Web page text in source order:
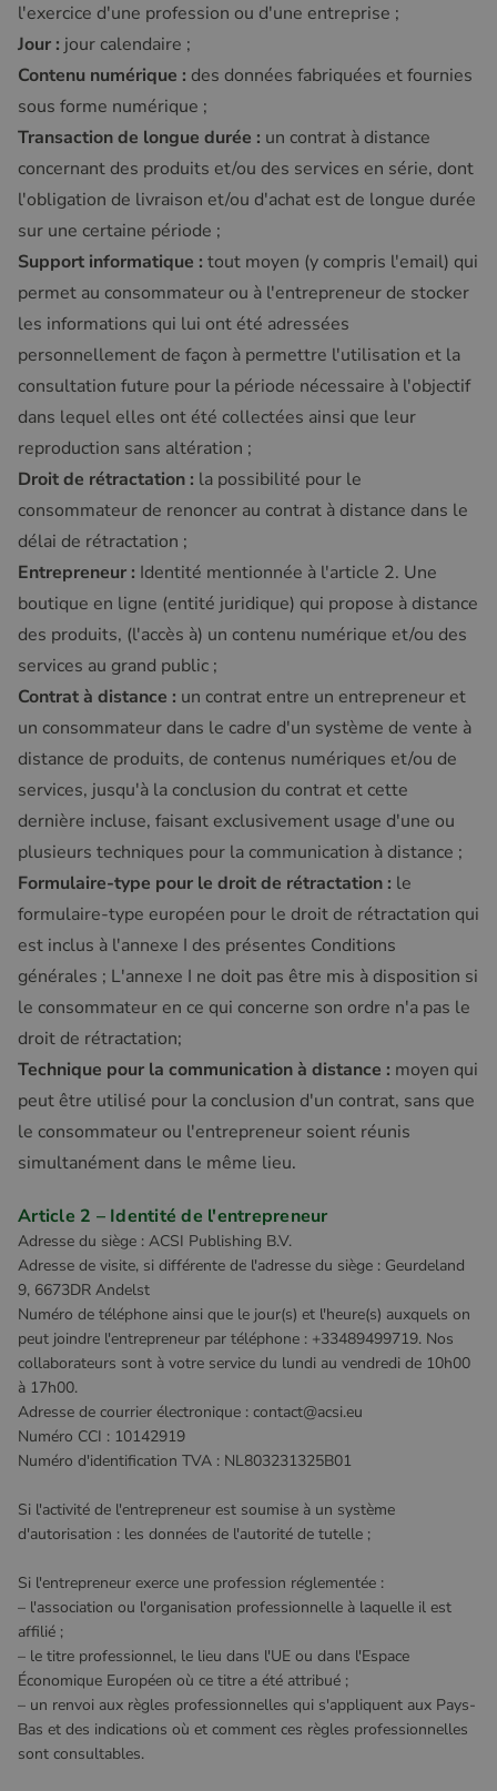
l'exercice d'une profession ou d'une entreprise ;
Jour : jour calendaire ;
Contenu numérique : des données fabriquées et fournies
sous forme numérique ;
Transaction de longue durée : un contrat à distance
concernant des produits et/ou des services en série, dont
l'obligation de livraison et/ou d'achat est de longue durée
sur une certaine période ;
Support informatique : tout moyen (y compris l'email) qui
permet au consommateur ou à l'entrepreneur de stocker
les informations qui lui ont été adressées
personnellement de façon à permettre l'utilisation et la
consultation future pour la période nécessaire à l'objectif
dans lequel elles ont été collectées ainsi que leur
reproduction sans altération ;
Droit de rétractation : la possibilité pour le
consommateur de renoncer au contrat à distance dans le
délai de rétractation ;
Entrepreneur : Identité mentionnée à l'article 2. Une
boutique en ligne (entité juridique) qui propose à distance
des produits, (l'accès à) un contenu numérique et/ou des
services au grand public ;
Contrat à distance : un contrat entre un entrepreneur et
un consommateur dans le cadre d'un système de vente à
distance de produits, de contenus numériques et/ou de
services, jusqu'à la conclusion du contrat et cette
dernière incluse, faisant exclusivement usage d'une ou
plusieurs techniques pour la communication à distance ;
Formulaire-type pour le droit de rétractation : le
formulaire-type européen pour le droit de rétractation qui
est inclus à l'annexe I des présentes Conditions
générales ; L'annexe I ne doit pas être mis à disposition si
le consommateur en ce qui concerne son ordre n'a pas le
droit de rétractation;
Technique pour la communication à distance : moyen qui
peut être utilisé pour la conclusion d'un contrat, sans que
le consommateur ou l'entrepreneur soient réunis
simultanément dans le même lieu.
Article 2 – Identité de l'entrepreneur
Adresse du siège : ACSI Publishing B.V.
Adresse de visite, si différente de l'adresse du siège : Geurdeland
9, 6673DR Andelst
Numéro de téléphone ainsi que le jour(s) et l'heure(s) auxquels on
peut joindre l'entrepreneur par téléphone : +33489499719. Nos
collaborateurs sont à votre service du lundi au vendredi de 10h00
à 17h00.
Adresse de courrier électronique : contact@acsi.eu
Numéro CCI : 10142919
Numéro d'identification TVA : NL803231325B01
Si l'activité de l'entrepreneur est soumise à un système
d'autorisation : les données de l'autorité de tutelle ;
Si l'entrepreneur exerce une profession réglementée :
– l'association ou l'organisation professionnelle à laquelle il est
affilié ;
– le titre professionnel, le lieu dans l'UE ou dans l'Espace
Économique Européen où ce titre a été attribué ;
– un renvoi aux règles professionnelles qui s'appliquent aux Pays-
Bas et des indications où et comment ces règles professionnelles
sont consultables.